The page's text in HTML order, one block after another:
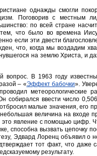
однажды смогли
Поговорив с местным
по всей стране
что было во времена
если эти двести
что, когда мы воздадим
на землю Христа, и
вопрос. В 1963 году
– «Эффект бабочки».
метеорологические
собирался ввести число
малые значения, его
величина на входе
это явление с помощью цифр.
способна вызвать цепочку
Эдвард Лоренц объявил о
тот факт, что даже
результату.